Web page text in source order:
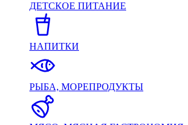
ДЕТСКОЕ ПИТАНИЕ
НАПИТКИ
РЫБА, МОРЕПРОДУКТЫ